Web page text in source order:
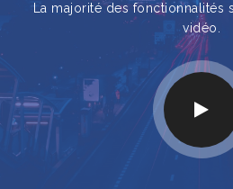
La majorité des fonctionnalités
vidéo.